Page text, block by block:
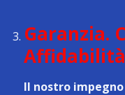
Garanzia.
Il nostro